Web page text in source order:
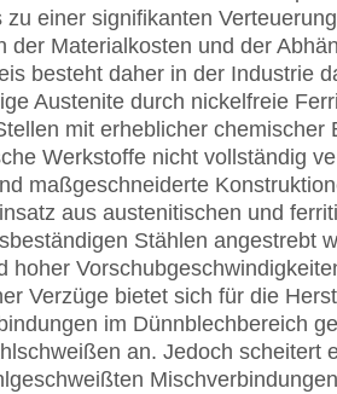
zu einer signifikanten
der Materialkosten und der
besteht daher in der Industrie
Austenite durch nickelfreie
mit erheblicher chemischer
Werkstoffe nicht vollständig
maßgeschneiderte
aus austenitischen und
Stählen angestrebt
hoher
Verzüge bietet sich für die
im Dünnblechbereich
an. Jedoch scheitert